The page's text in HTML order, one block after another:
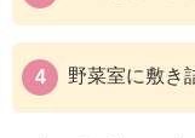
野菜室に敷き